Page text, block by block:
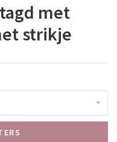
met
strikje